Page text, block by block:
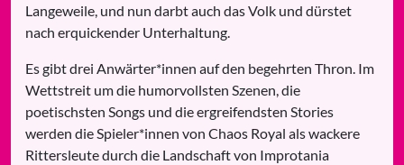
Langeweile, und nun darbt auch das Volk und dürstet
nach erquickender Unterhaltung.
Es gibt drei Anwärter*innen auf den begehrten Thron. Im
Wettstreit um die humorvollsten Szenen, die
poetischsten Songs und die ergreifendsten Stories
werden die Spieler*innen von Chaos Royal als wackere
Rittersleute durch die Landschaft von Improtania